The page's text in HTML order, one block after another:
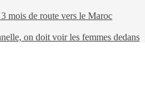
mois de route vers le Maroc
on doit voir les femmes dedans